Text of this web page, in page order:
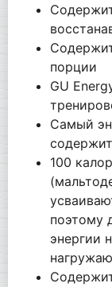
порции
GU
Самый
100
поэтому
энергии